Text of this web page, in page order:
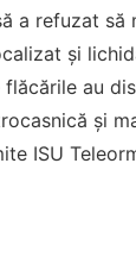
a refuzat să
şi
au
şi
ISU